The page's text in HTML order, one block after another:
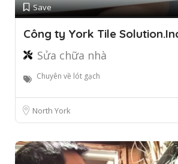
Save
Công ty York Tile
Sửa chữa nhà
Chuyên về lót gạch
North York